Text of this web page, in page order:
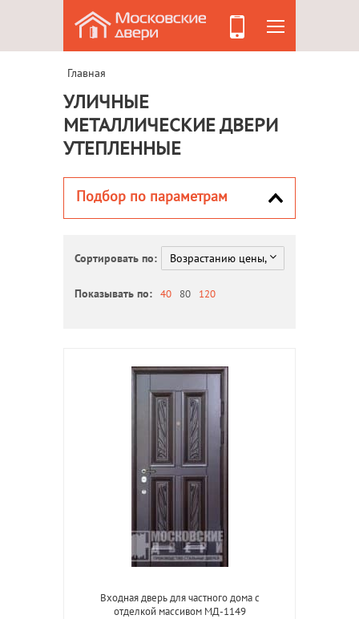
Главная
УЛИЧНЫЕ
МЕТАЛЛИЧЕСКИЕ ДВЕРИ
УТЕПЛЕННЫЕ
Подбор по параметрам
Сортировать по:
Показывать по: 40 80 120
Входная дверь для частного дома с
отделкой массивом МД-1149